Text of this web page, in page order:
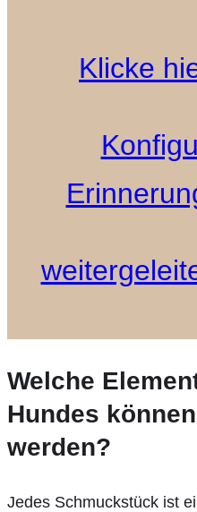
Klicke
Welche
Hundes
werden?
Jedes Schmuckstück ist